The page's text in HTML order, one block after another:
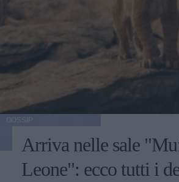
Arriva nelle sale
Leone": ecco tutti i